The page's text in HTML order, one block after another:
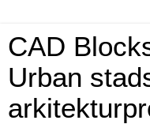
CAD
Urban